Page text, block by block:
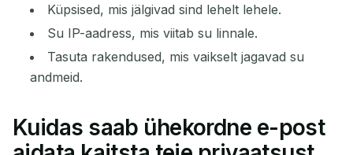
Ootame sissetulevaid e-kirju...
Küpsised, mis jälgivad sind lehelt lehele.
Su IP-aadress, mis viitab su linnale.
Tasuta rakendused, mis vaikselt jagavad su
andmeid.
Kuidas saab ühekordne e-post